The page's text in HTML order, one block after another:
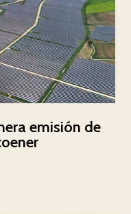
emisión de